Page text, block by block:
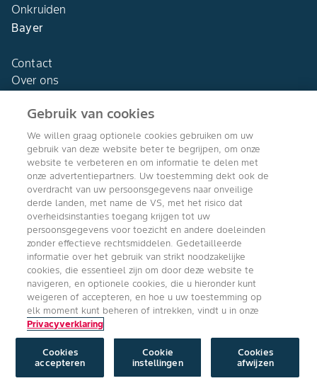
Onkruiden
Bayer
Contact
Over ons
Agro Bayer
Nederland
Volg ons
Copyright © Bayer Crop Science 2024
Algemene Gebruiksvoorwaarden/Privacyverklaring/Imprint/Cookie
instellingen
Gebruik van cookies
We willen graag optionele cookies gebruiken om uw
gebruik van deze website beter te begrijpen, om onze
website te verbeteren en om informatie te delen met
onze advertentiepartners. Uw toestemming dekt ook de
overdracht van uw persoonsgegevens naar onveilige
derde landen, met name de VS, met het risico dat
overheidsinstanties toegang krijgen tot uw
persoonsgegevens voor toezicht en andere doeleinden
zonder effectieve rechtsmiddelen. Gedetailleerde
informatie over het gebruik van strikt noodzakelijke
cookies, die essentieel zijn om door deze website te
navigeren, en optionele cookies, die u hieronder kunt
weigeren of accepteren, en hoe u uw toestemming op
elk moment kunt beheren of intrekken, vindt u in onze
Privacyverklaring
Cookie
instellingen
Cookies
afwijzen
Cookies
accepteren